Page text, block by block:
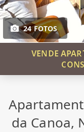
24 FOTOS
VENDE
da Canoa,